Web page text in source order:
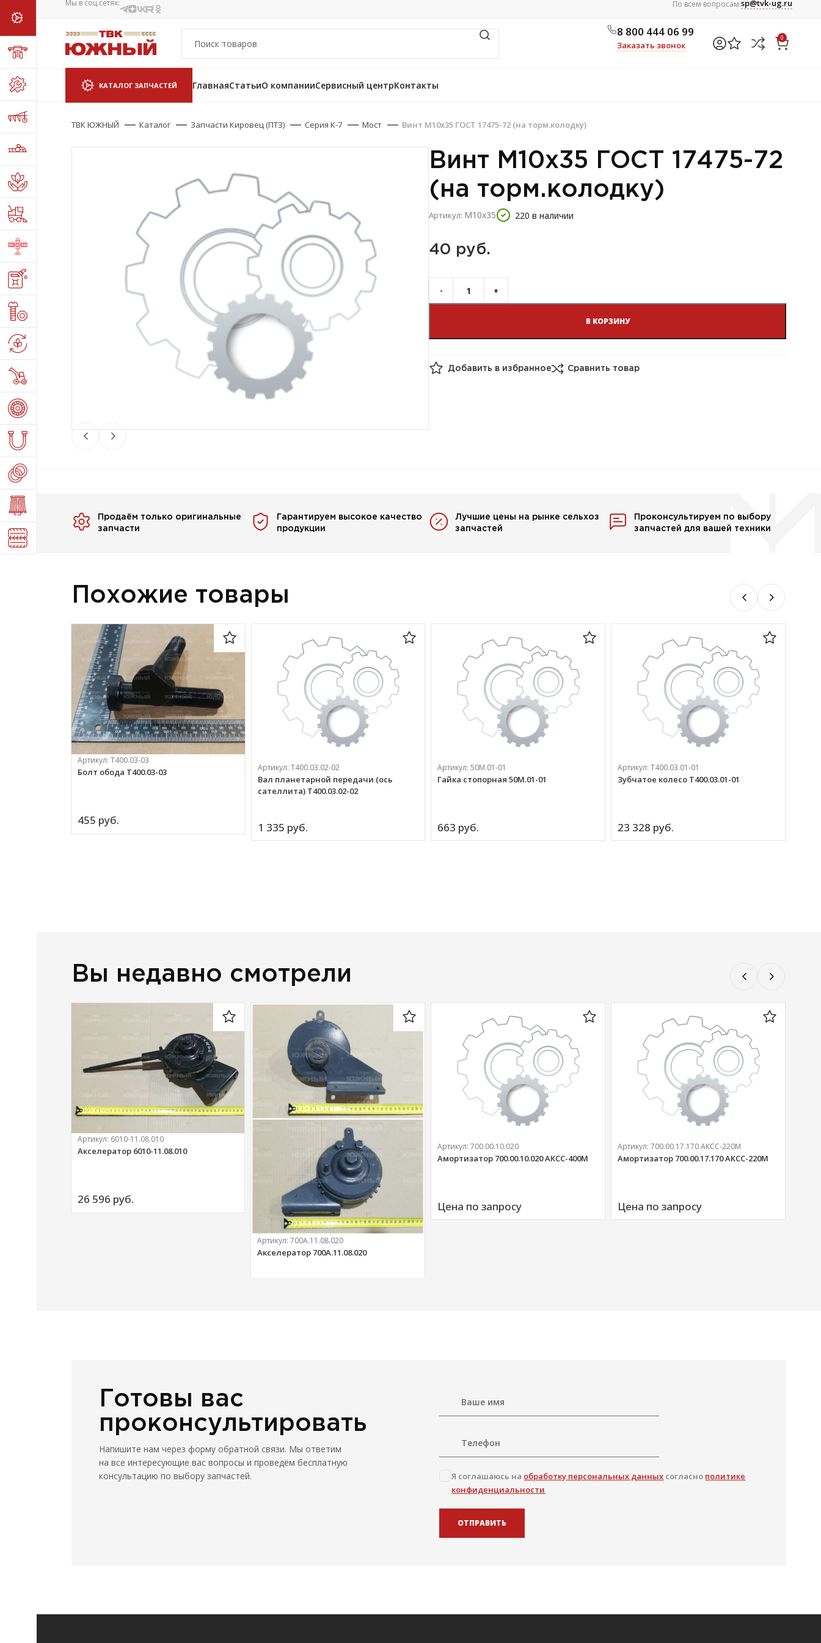
Мы в соц.сетях: По всем вопросам:sp@tvk-ug.ru
8 800 444 06 99
Заказать звонок
0
КАТАЛОГ ЗАПЧАСТЕЙ ГлавнаяСтатьиО компанииСервисный центрКонтакты
ТВК ЮЖНЫЙ Каталог Запчасти Кировец (ПТЗ) Серия К-7 Мост Винт М10х35 ГОСТ 17475-72 (на торм.колодку)
Винт М10х35 ГОСТ 17475-72
(на торм.колодку)
Артикул: М10х35 220 в наличии
40 руб.
В КОРЗИНУ
Добавить в избранное Сравнить товар
Продаём только оригинальные
запчасти
Гарантируем высокое качество
продукции
Лучшие цены на рынке сельхоз
запчастей
Проконсультируем по выбору
запчастей для вашей техники
Похожие товары
Артикул: Т400.03-03
Болт обода Т400.03-03
455 руб.
Артикул: Т400.03.02-02
Вал планетарной передачи (ось
сателлита) Т400.03.02-02
1 335 руб.
Артикул:50М.01-01
Гайка стопорная 50М.01-01
663 руб.
Артикул: Т400.03.01-01
Зубчатое колесо Т400.03.01-01
23 328 руб.
Вы недавно смотрели
Артикул: 6010-11.08.010
Акселератор 6010-11.08.010
26 596 руб.
Артикул:700А.11.08.020
Акселератор 700А.11.08.020
Артикул:700.00.10.020
Амортизатор 700.00.10.020 АКСС-400М
Цена по запросу
Артикул:700.00.17.170 АКСС-220М
Амортизатор 700.00.17.170 АКСС-220М
Цена по запросу
Готовы вас
проконсультировать
Напишите нам через форму обратной связи. Мы ответим
на все интересующие вас вопросы и проведём бесплатную
консультацию по выбору запчастей.
Я соглашаюсь на обработку персональных данных согласно политике
конфиденциальности
ОТПРАВИТЬ